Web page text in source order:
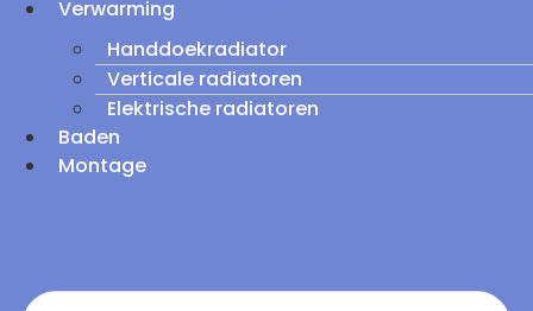
Verwarming
Handdoekradiator
Verticale radiatoren
Elektrische radiatoren
Baden
Montage